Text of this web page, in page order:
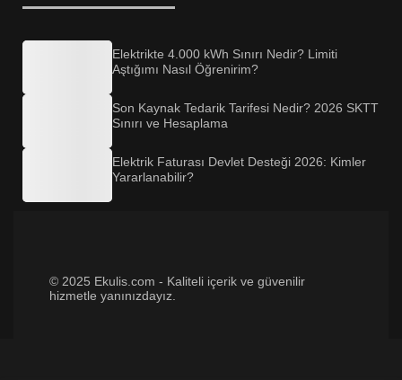
Elektrikte 4.000 kWh Sınırı Nedir? Limiti
Aştığımı Nasıl Öğrenirim?
Son Kaynak Tedarik Tarifesi Nedir? 2026 SKTT
Sınırı ve Hesaplama
Elektrik Faturası Devlet Desteği 2026: Kimler
Yararlanabilir?
© 2025 Ekulis.com - Kaliteli içerik ve güvenilir
hizmetle yanınızdayız.